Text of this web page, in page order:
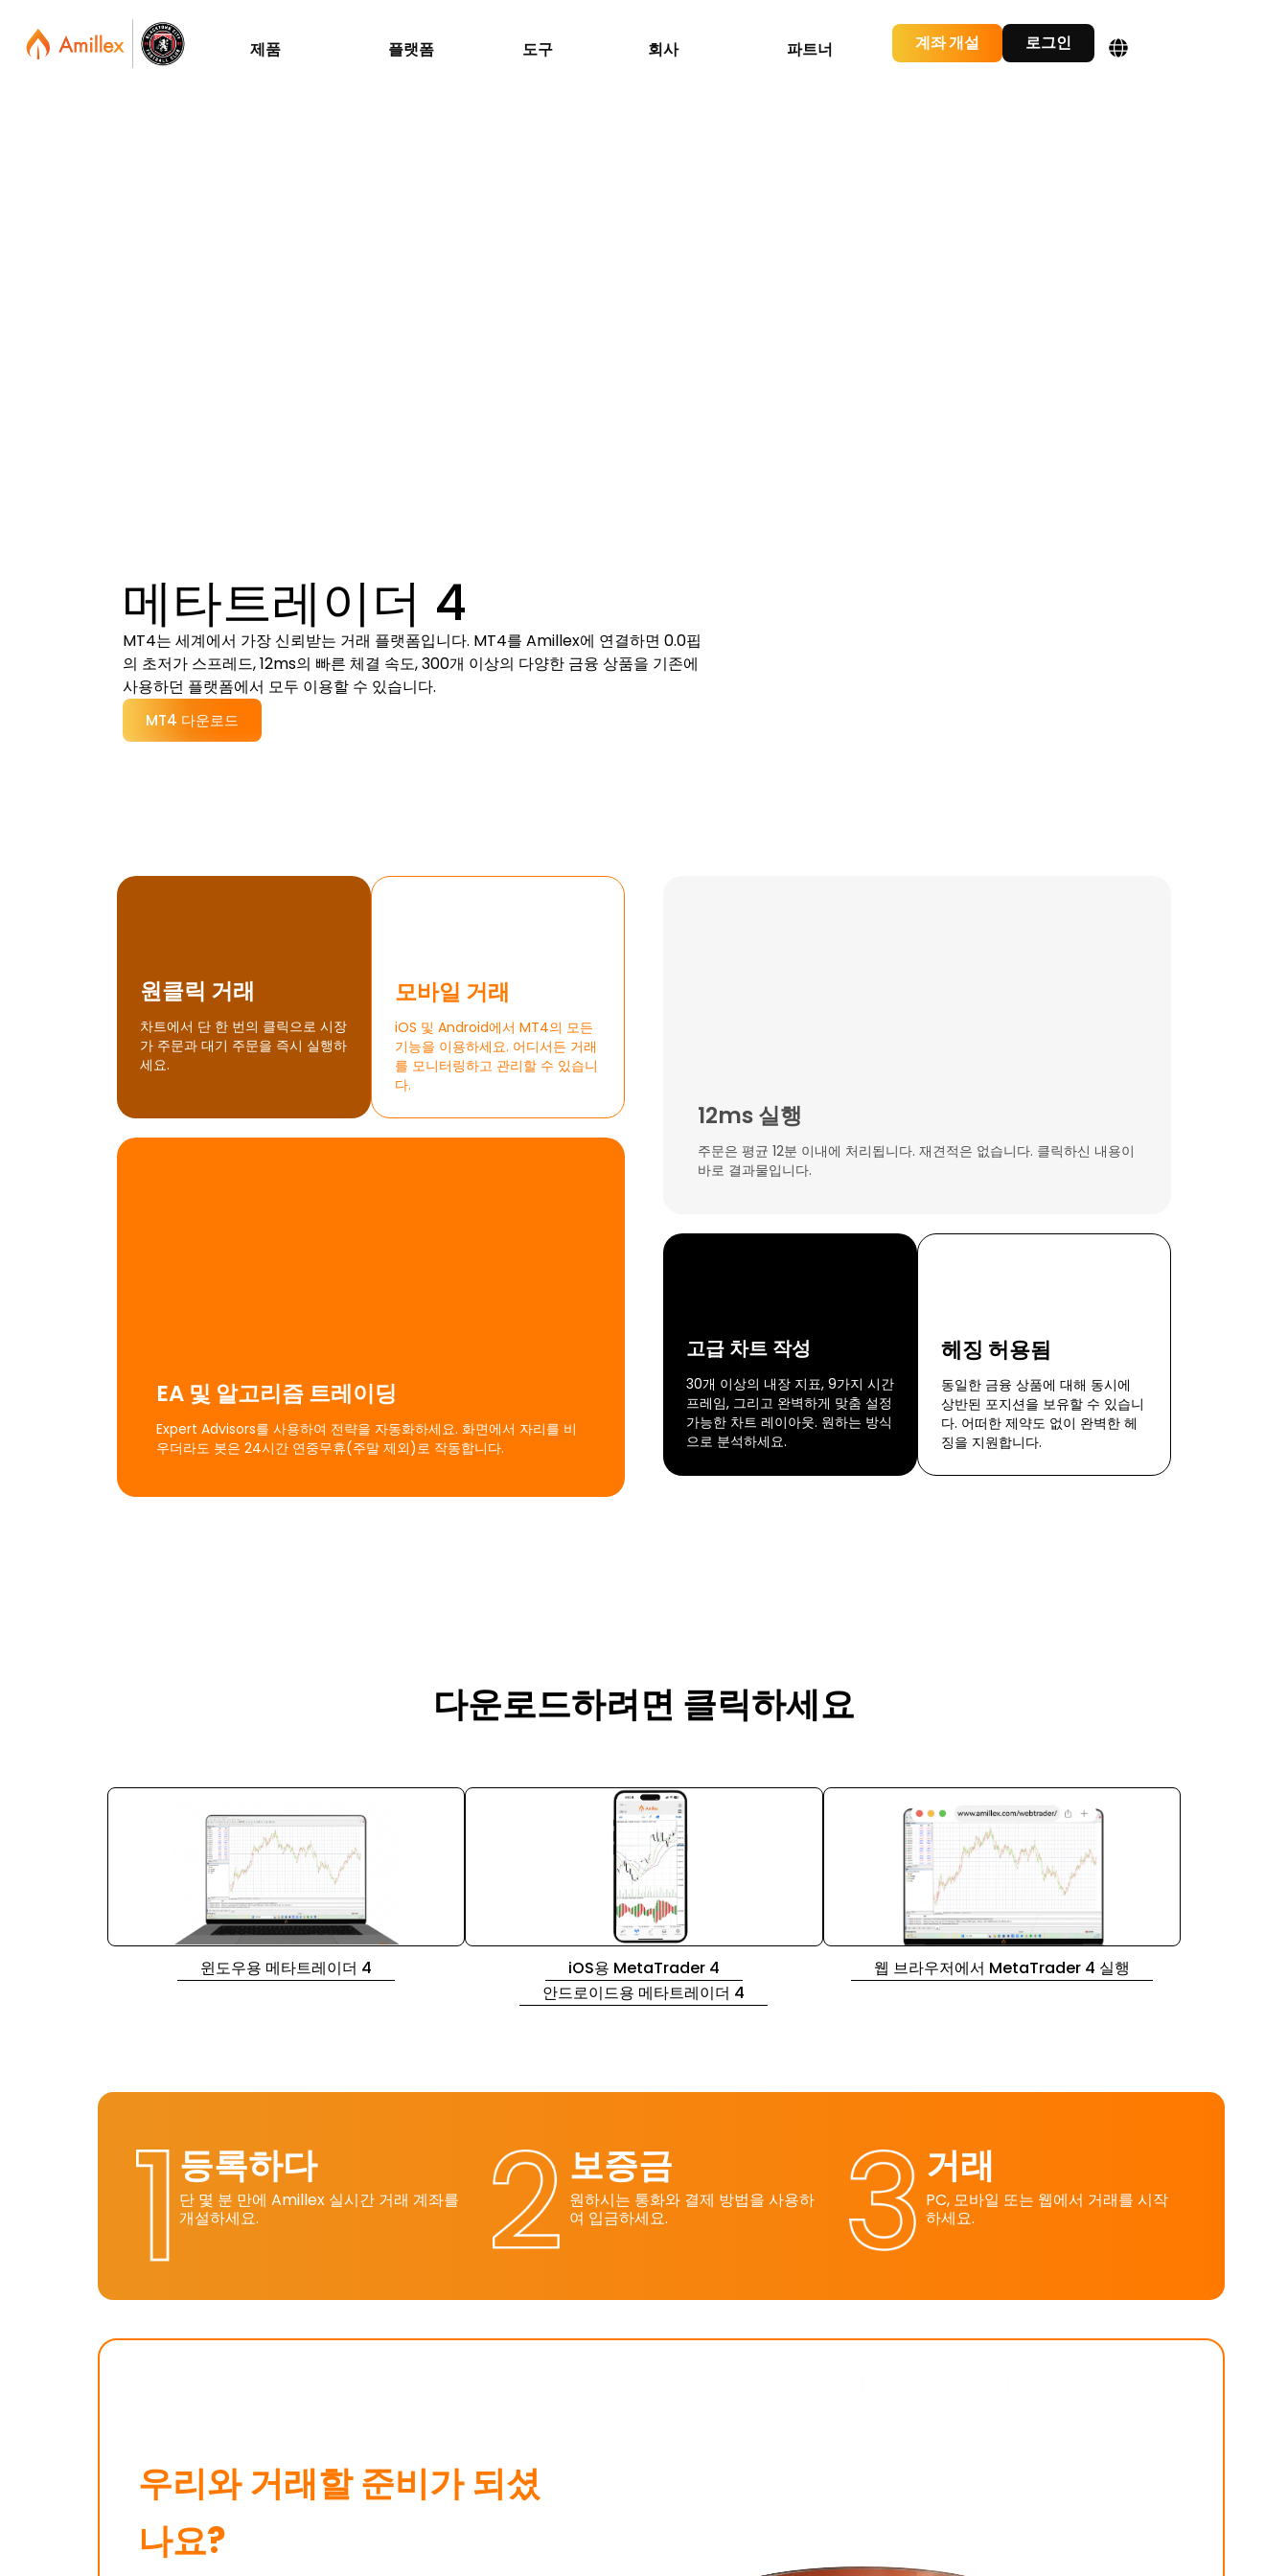
제품 플랫폼 도구 회사 파트너 계좌 개설 로그인
메타트레이더 4
MT4는 세계에서 가장 신뢰받는 거래 플랫폼입니다. MT4를 Amillex에 연결하면 0.0핍
의 초저가 스프레드, 12ms의 빠른 체결 속도, 300개 이상의 다양한 금융 상품을 기존에
사용하던 플랫폼에서 모두 이용할 수 있습니다.
MT4 다운로드
원클릭 거래
차트에서 단 한 번의 클릭으로 시장
가 주문과 대기 주문을 즉시 실행하
세요.
모바일 거래
iOS 및 Android에서 MT4의 모든
기능을 이용하세요. 어디서든 거래
를 모니터링하고 관리할 수 있습니
다.
EA 및 알고리즘 트레이딩
Expert Advisors를 사용하여 전략을 자동화하세요. 화면에서 자리를 비
우더라도 봇은 24시간 연중무휴(주말 제외)로 작동합니다.
12ms 실행
주문은 평균 12분 이내에 처리됩니다. 재견적은 없습니다. 클릭하신 내용이
바로 결과물입니다.
고급 차트 작성
30개 이상의 내장 지표, 9가지 시간
프레임, 그리고 완벽하게 맞춤 설정
가능한 차트 레이아웃. 원하는 방식
으로 분석하세요.
헤징 허용됨
동일한 금융 상품에 대해 동시에
상반된 포지션을 보유할 수 있습니
다. 어떠한 제약도 없이 완벽한 헤
징을 지원합니다.
다운로드하려면 클릭하세요
윈도우용 메타트레이더 4
iOS용 MetaTrader 4
안드로이드용 메타트레이더 4
웹 브라우저에서 MetaTrader 4 실행
등록하다
단 몇 분 만에 Amillex 실시간 거래 계좌를
개설하세요.
보증금
원하시는 통화와 결제 방법을 사용하
여 입금하세요.
거래
PC, 모바일 또는 웹에서 거래를 시작
하세요.
우리와 거래할 준비가 되셨
나요?